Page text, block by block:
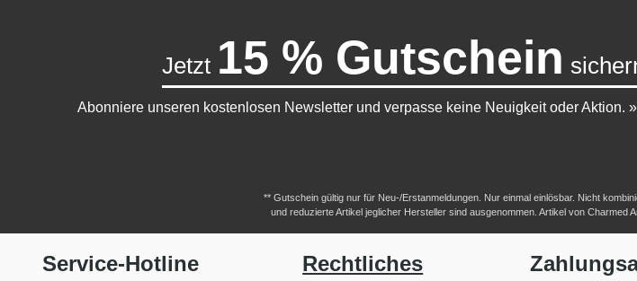
Jetzt 15 % Gutschein
Abonniere unseren kostenlosen Newsletter und verpasse keine Neuigkeit oder Aktion. »
** Gutschein gültig nur für Neu-/Erstanmeldungen. Nur einmal einlösbar. Nicht
und reduzierte Artikel jeglicher Hersteller sind ausgenommen. Artikel von
Service-Hotline Rechtliches